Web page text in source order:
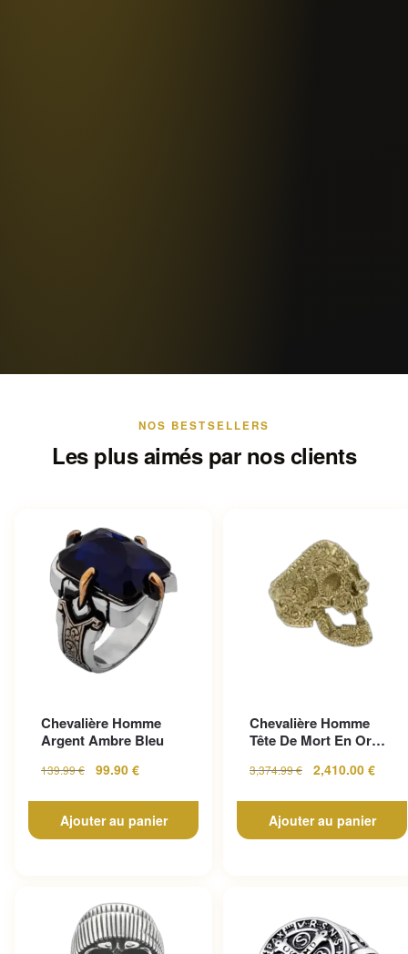
NOS BESTSELLERS
Les plus aimés par nos clients
Chevalière Homme
Argent Ambre Bleu
139.99€ 99.90 €
Ajouter au panier
Chevalière Homme
Tête De Mort En Or
Gothique...
3,374.99€ 2,410.00 €
Ajouter au panier